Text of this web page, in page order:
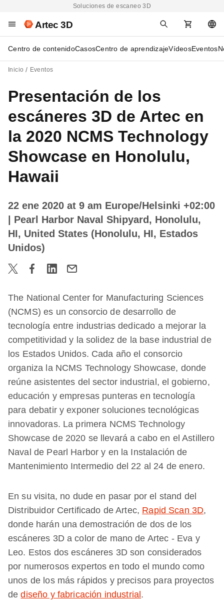
Soluciones de escaneo 3D
Artec 3D
Centro de contenidoCasosCentro de aprendizajeVídeosEventos
Inicio Eventos
Presentación de los
escáneres 3D de Artec en
la 2020 NCMS Technology
Showcase en Honolulu,
Hawaii
22 ene 2020 at 9 am Europe/Helsinki +02:00
| Pearl Harbor Naval Shipyard, Honolulu,
HI, United States (Honolulu, HI, Estados
Unidos)
The National Center for Manufacturing Sciences
(NCMS) es un consorcio de desarrollo de
tecnología entre industrias dedicado a mejorar la
competitividad y la solidez de la base industrial de
los Estados Unidos. Cada año el consorcio
organiza la NCMS Technology Showcase, donde
reúne asistentes del sector industrial, el gobierno,
educación y empresas punteras en tecnología
para debatir y exponer soluciones tecnológicas
innovadoras. La primera NCMS Technology
Showcase de 2020 se llevará a cabo en el Astillero
Naval de Pearl Harbor y en la Instalación de
Mantenimiento Intermedio del 22 al 24 de enero.
En su visita, no dude en pasar por el stand del
Distribuidor Certificado de Artec, Rapid Scan 3D,
donde harán una demostración de dos de los
escáneres 3D a color de mano de Artec - Eva y
Leo. Estos dos escáneres 3D son considerados
por numerosos expertos en todo el mundo como
unos de los más rápidos y precisos para proyectos
dediseño y fabricación industrial .